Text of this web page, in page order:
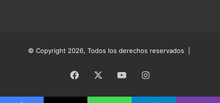
© Copyright 2026, Todos los derechos reservados |
Facebook YouTubeInstagram